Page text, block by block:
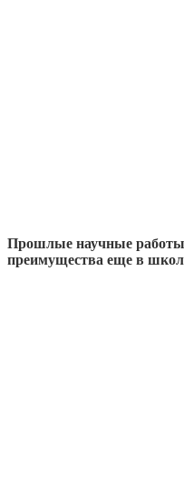
Прошлые научные работы
преимущества еще в